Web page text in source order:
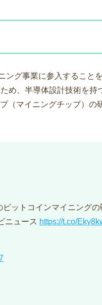
グ事業に参入すること
め、半導体設計技術を持
（マイニングチップ）の
ットコインマイニング
ニュース https://t.co/